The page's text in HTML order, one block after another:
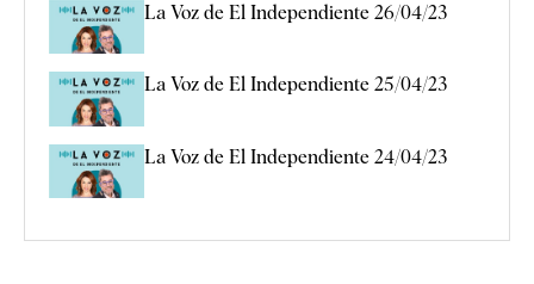
La Voz de El Independiente 26/04/23
La Voz de El Independiente 25/04/23
La Voz de El Independiente 24/04/23